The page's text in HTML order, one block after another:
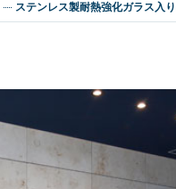
戸建
ステンレス製耐熱強化ガラス入